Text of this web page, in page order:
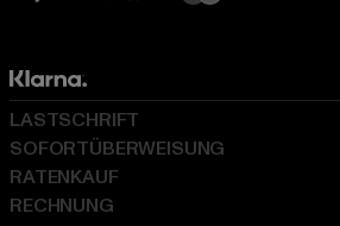
LASTSCHRIFT
SOFORTÜBERWEISUNG
RATENKAUF
RECHNUNG